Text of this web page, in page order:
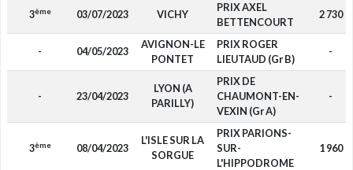
3ème 03/07/2023 VICHY
PRIX AXEL
BETTENCOURT
2 730
- 04/05/2023
AVIGNON-LE
PONTET
PRIX ROGER
LIEUTAUD (Gr B)
-
- 23/04/2023
LYON (A
PARILLY)
PRIX DE
CHAUMONT-EN-
VEXIN (Gr A)
-
3ème 08/04/2023
L'ISLE SUR LA
SORGUE
PRIX PARIONS-
SUR-
L'HIPPODROME
1 960